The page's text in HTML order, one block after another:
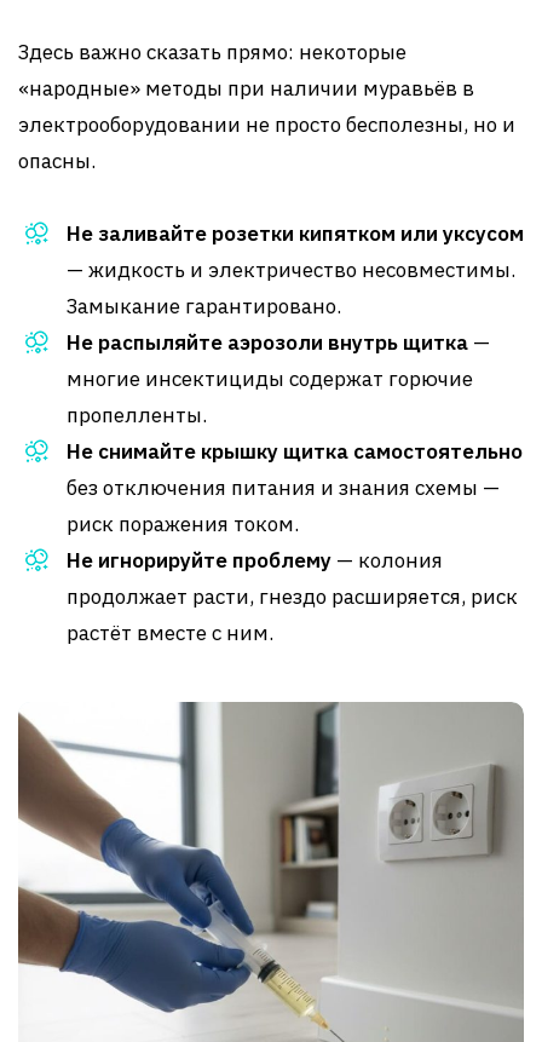
Здесь важно сказать прямо: некоторые
«народные» методы при наличии муравьёв в
электрооборудовании не просто бесполезны, но и
опасны.
Не заливайте розетки кипятком или уксусом
— жидкость и электричество несовместимы.
Замыкание гарантировано.
Не распыляйте аэрозоли внутрь щитка —
многие инсектициды содержат горючие
пропелленты.
Не снимайте крышку щитка самостоятельно
без отключения питания и знания схемы —
риск поражения током.
Не игнорируйте проблему — колония
продолжает расти, гнездо расширяется, риск
растёт вместе с ним.